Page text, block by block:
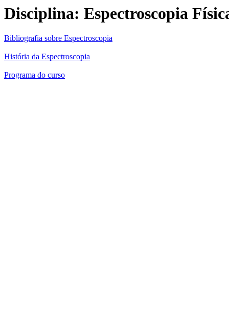
Disciplina: Espectroscopia
Bibliografia sobre Espectroscopia
História da Espectroscopia
Programa do curso